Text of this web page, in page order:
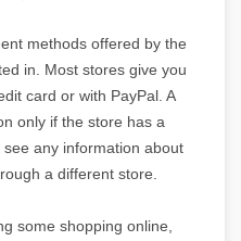
methods offered by the
in. Most stores give you
card or with PayPal. A
only if the store has a
any information about
a different store.
some shopping online,